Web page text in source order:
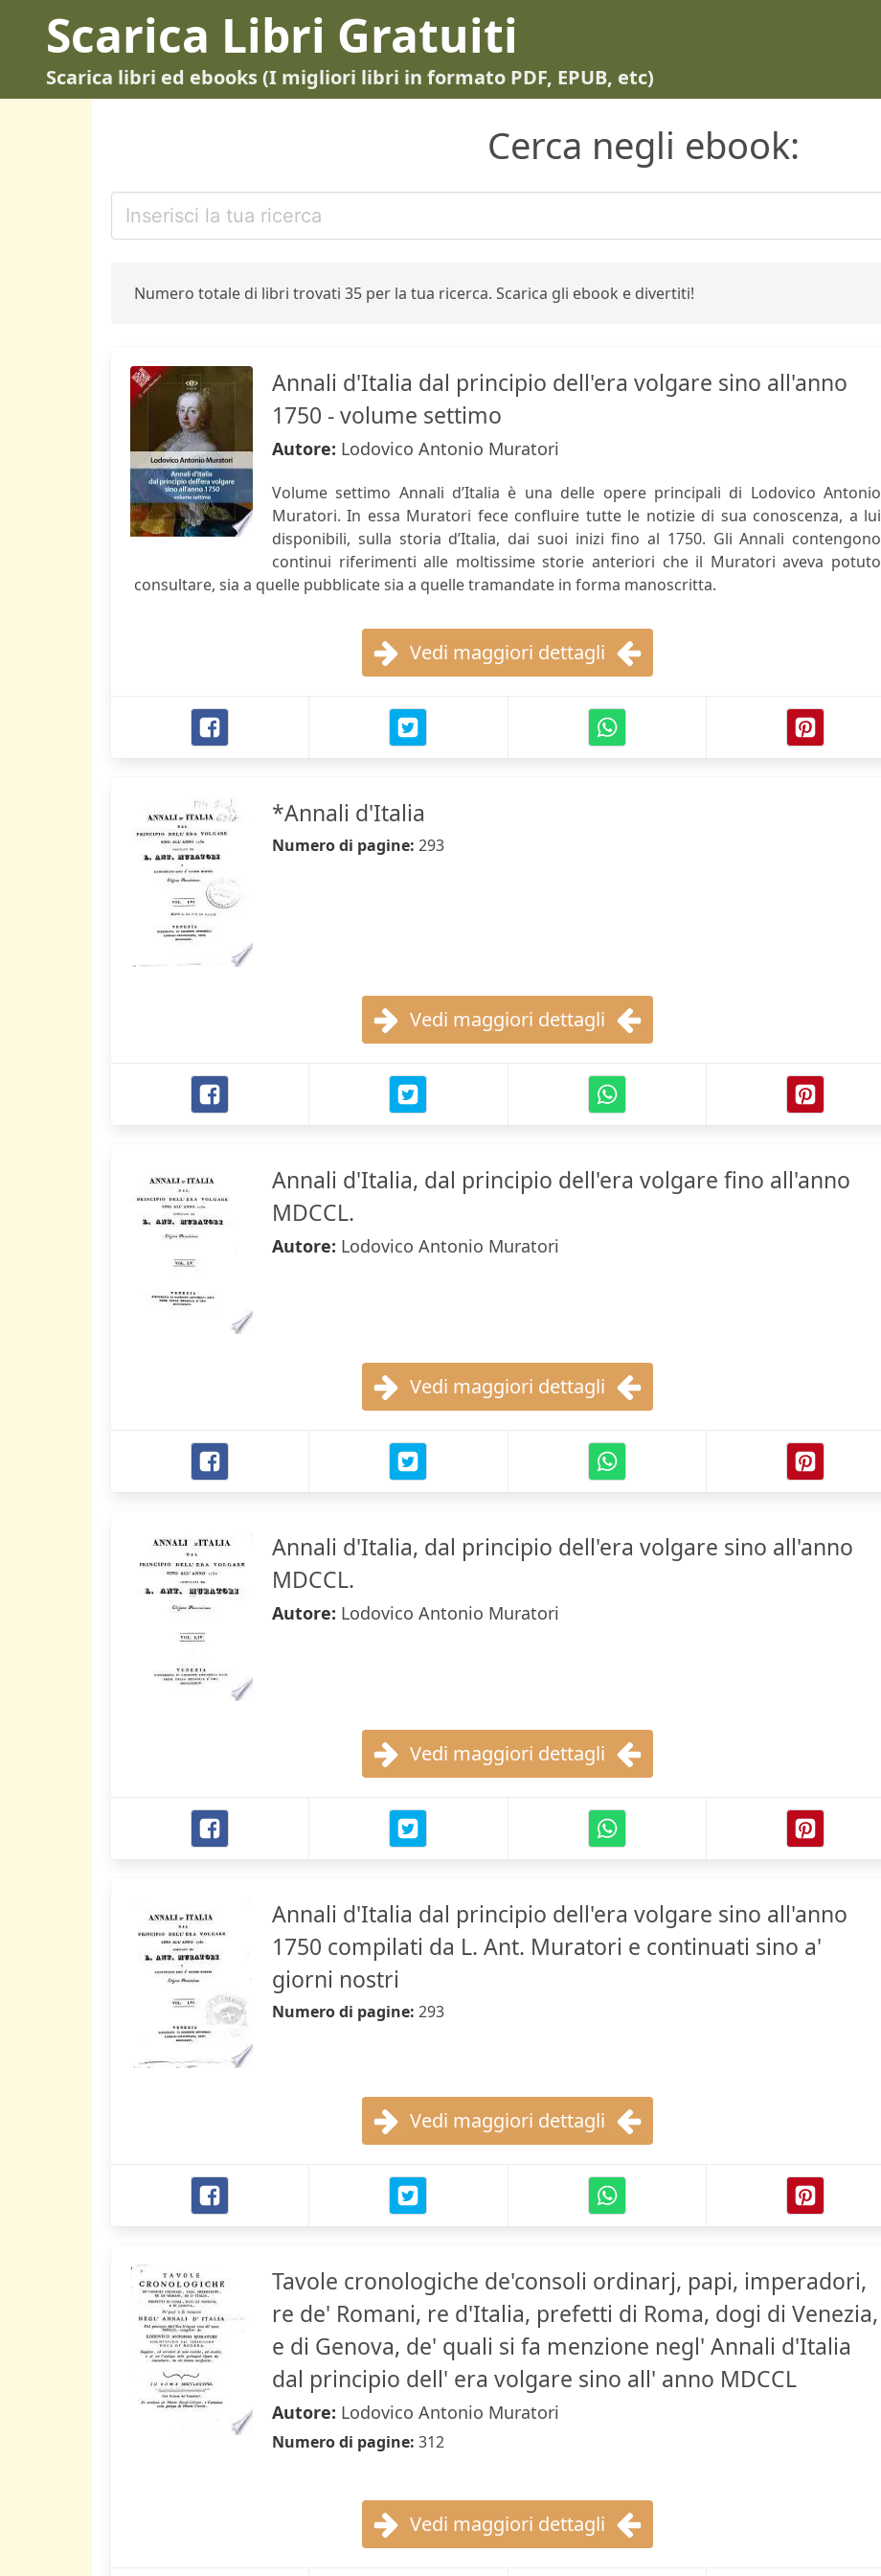
Scarica Libri Gratuiti
Scarica libri ed ebooks (I migliori libri in formato PDF, EPUB, etc)
Cerca negli ebook:
Numero totale di libri trovati 35 per la tua ricerca. Scarica gli ebook e divertiti!
Annali d'Italia dal principio dell'era volgare sino all'anno
1750 - volume settimo
Autore: Lodovico Antonio Muratori
Volume settimo Annali d’Italia è una delle opere principali di Lodovico Antonio
Muratori. In essa Muratori fece confluire tutte le notizie di sua conoscenza, a lui
disponibili, sulla storia d’Italia, dai suoi inizi fino al 1750. Gli Annali contengono
continui riferimenti alle moltissime storie anteriori che il Muratori aveva potuto
consultare, sia a quelle pubblicate sia a quelle tramandate in forma manoscritta.
Vedi maggiori dettagli
*Annali d'Italia
Numero di pagine: 293
Vedi maggiori dettagli
Annali d'Italia, dal principio dell'era volgare fino all'anno
MDCCL.
Autore: Lodovico Antonio Muratori
Vedi maggiori dettagli
Annali d'Italia, dal principio dell'era volgare sino all'anno
MDCCL.
Autore: Lodovico Antonio Muratori
Vedi maggiori dettagli
Annali d'Italia dal principio dell'era volgare sino all'anno
1750 compilati da L. Ant. Muratori e continuati sino a'
giorni nostri
Numero di pagine: 293
Vedi maggiori dettagli
Tavole cronologiche de'consoli ordinarj, papi, imperadori,
re de' Romani, re d'Italia, prefetti di Roma, dogi di Venezia,
e di Genova, de' quali si fa menzione negl' Annali d'Italia
dal principio dell' era volgare sino all' anno MDCCL
Autore: Lodovico Antonio Muratori
Numero di pagine: 312
Vedi maggiori dettagli